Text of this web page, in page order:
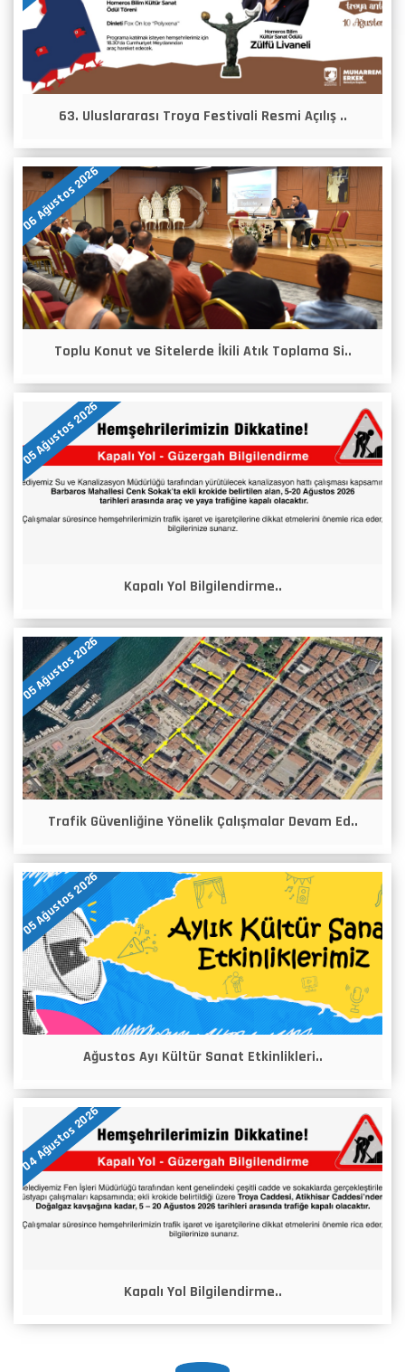
63. Uluslararası Troya Festivali Resmi Açılış ..
06 Ağustos 2026
Toplu Konut ve Sitelerde İkili Atık Toplama Si..
05 Ağustos 2026
Kapalı Yol Bilgilendirme..
05 Ağustos 2026
Trafik Güvenliğine Yönelik Çalışmalar Devam Ed..
05 Ağustos 2026
Ağustos Ayı Kültür Sanat Etkinlikleri..
04 Ağustos 2026
Kapalı Yol Bilgilendirme..